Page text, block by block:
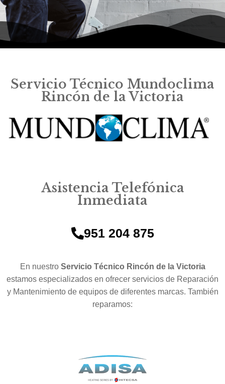
Servicio Técnico Mundoclima
Rincón de la Victoria
Asistencia Telefónica
Inmediata
951 204 875
En nuestro Servicio Técnico Rincón de la Victoria
estamos especializados en ofrecer servicios de Reparación
y Mantenimiento de equipos de diferentes marcas. También
reparamos: